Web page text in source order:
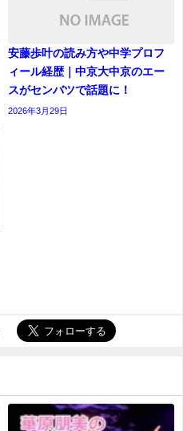
安藤歩叶の読み方や中学プロフ
ィール経歴｜中京大中京のエー
スがセンバツで話題に！
2026年3月29日